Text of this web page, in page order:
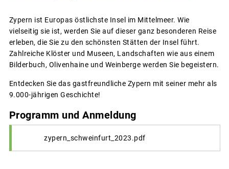
Zypern ist Europas östlichste Insel im Mittelmeer. Wie
vielseitig sie ist, werden Sie auf dieser ganz besonderen Reise
erleben, die Sie zu den schönsten Stätten der Insel führt.
Zahlreiche Klöster und Museen, Landschaften wie aus einem
Bilderbuch, Olivenhaine und Weinberge werden Sie begeistern.
Entdecken Sie das gastfreundliche Zypern mit seiner mehr als
9.000-jährigen Geschichte!
Programm und Anmeldung
zypern_schweinfurt_2023.pdf